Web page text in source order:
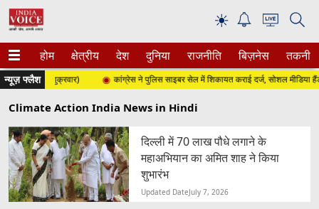
☀
होम क्षेत्रीय देश दुनिया राजनीति बिज़नेस तकनीक
न्यूज़ फ्लैश
2026 (शुक्रवार) कांग्रेस ने पुलिस साइबर सेल में शिकायत कराई दर्ज, सोशल मीडिया
Climate Action India News in Hindi
दिल्ली में 70 लाख पौधे लगाने के
महाअभियान का अमित शाह ने किया
शुभारंभ
Updated DateJuly 7, 2026